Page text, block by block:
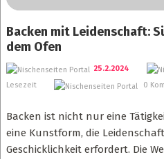
Backen mit Leidenschaft:
dem Ofen
25.2.2024
Lesezeit
0
Backen ist nicht nur eine
eine Kunstform, die
Geschicklichkeit erfordert. Die